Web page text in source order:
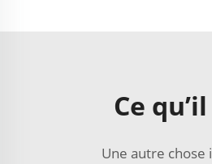
Ce
Une autre